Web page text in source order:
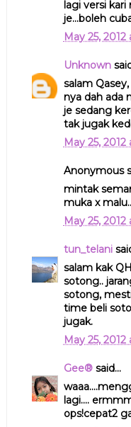
lagi versi
je...boleh
May 25, 2012
Unknown
salam
nya dah ada
je sedang
tak jugak
May 25, 2012
Anonymous
mintak
muka x
May 25, 2012
tun_telani
salam kak
sotong..
sotong,
time beli
jugak.
May 25, 2012
Gee®said...
lagi....
ops!cepat2